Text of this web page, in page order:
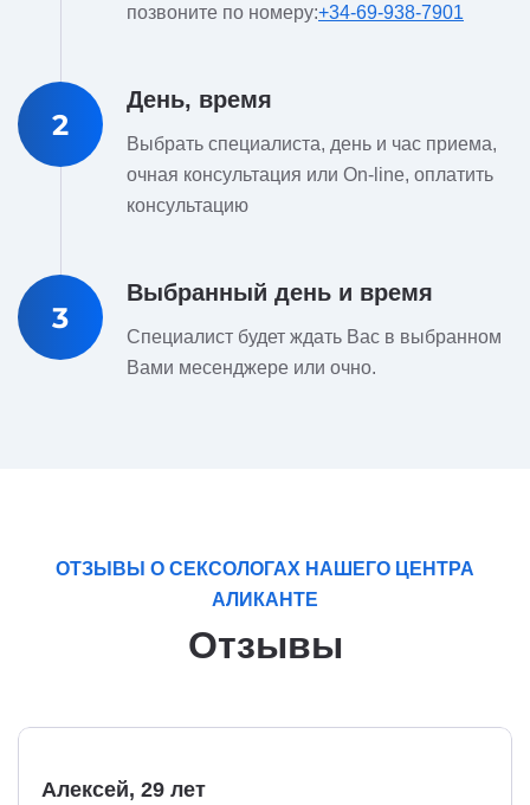
позвоните по номеру:+34-69-938-7901
2
День, время
Выбрать специалиста, день и час приема,
очная консультация или On-line, оплатить
консультацию
3
Выбранный день и время
Специалист будет ждать Вас в выбранном
Вами месенджере или очно.
ОТЗЫВЫ О СЕКСОЛОГАХ НАШЕГО ЦЕНТРА
АЛИКАНТЕ
Отзывы
Алексей, 29 лет